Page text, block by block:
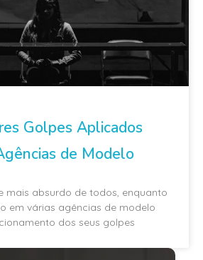
Golpes Aplicados
de Modelo
mais absurdo de todos, enquanto
em várias agências de modelo
dos seus golpes